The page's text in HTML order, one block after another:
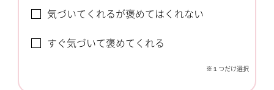
気づいてくれるが褒めてはくれない
すぐ気づいて褒めてくれる
※１つだけ選択